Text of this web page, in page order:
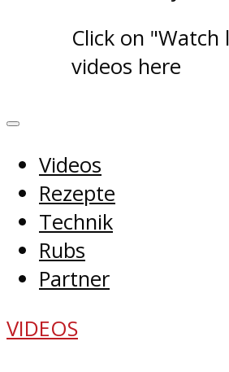
Click on
videos here
Videos
Rezepte
Technik
Rubs
Partner
VIDEOS